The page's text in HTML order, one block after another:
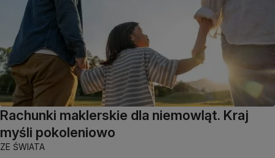
Rachunki maklerskie dla niemowląt. Kraj
myśli pokoleniowo
ZE ŚWIATA